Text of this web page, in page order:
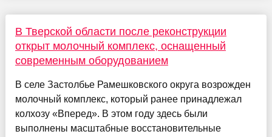
В Тверской области после реконструкции
открыт молочный комплекс, оснащенный
современным оборудованием
В селе Застолбье Рамешковского округа возрожден
молочный комплекс, который ранее принадлежал
колхозу «Вперед». В этом году здесь были
выполнены масштабные восстановительные